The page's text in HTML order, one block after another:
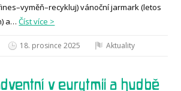
vánoční jarmark (letos
a…Číst více >
18. prosince 2025 Aktuality
v eurytmii a hudbě